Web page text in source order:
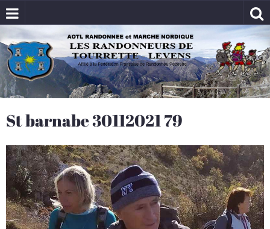
St barnabe 30112021 79